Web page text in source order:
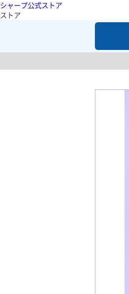
シャープ公式ストア
ストア